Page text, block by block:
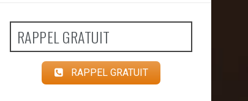
RAPPEL GRATUIT
RAPPEL GRATUIT